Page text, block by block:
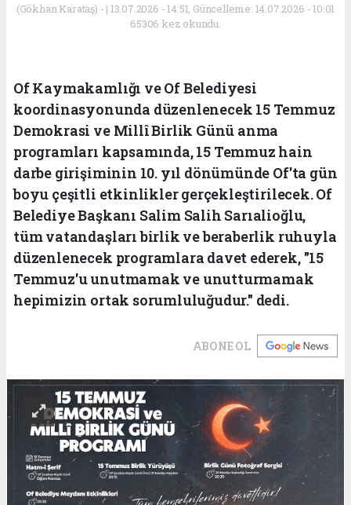
(Gökhan Karataş) - | 13.07.2026 - 14:51, Güncelleme: 14.07.2026 - 10:01
65306 kez okundu.
Of Kaymakamlığı ve Of Belediyesi
koordinasyonunda düzenlenecek 15 Temmuz
Demokrasi ve Millî Birlik Günü anma
programları kapsamında, 15 Temmuz hain
darbe girişiminin 10. yıl dönümünde Of'ta gün
boyu çeşitli etkinlikler gerçekleştirilecek. Of
Belediye Başkanı Salim Salih Sarıalioğlu,
tüm vatandaşları birlik ve beraberlik ruhuyla
düzenlenecek programlara davet ederek, "15
Temmuz'u unutmamak ve unutturmamak
hepimizin ortak sorumluluğudur." dedi.
ABONE OL